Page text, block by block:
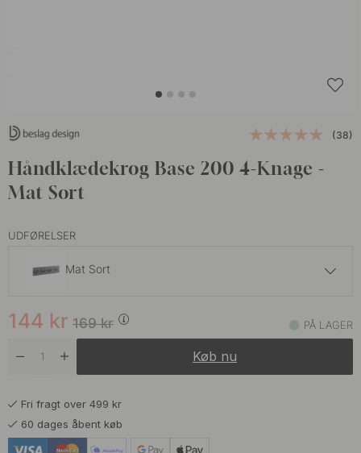
(38)
Håndklædekrog Base 200 4-Knage -
Mat Sort
UDFØRELSER
Mat Sort
Børstet Rustfrit Stål På lager
På lager
Poleret Messing
169kr
144 kr PÅ LAGER
Køb nu
Fri fragt over 499 kr
60 dages åbent køb